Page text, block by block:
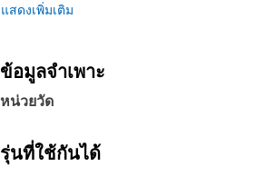
แสดงเพิ่มเติม
ข้อมูลจำเพาะ
หน่วยวัด
รุ่นที่ใช้กันได้